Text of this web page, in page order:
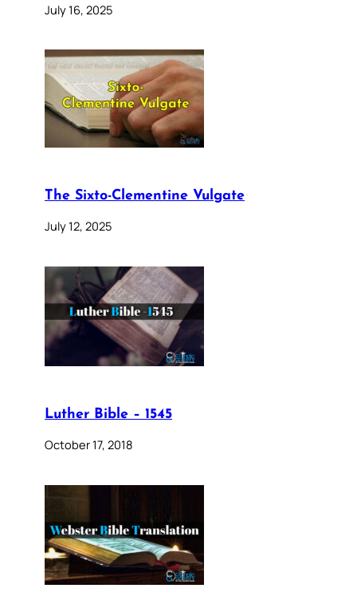
July 16, 2025
The Sixto-Clementine Vulgate
July 12, 2025
Luther Bible – 1545
October 17, 2018